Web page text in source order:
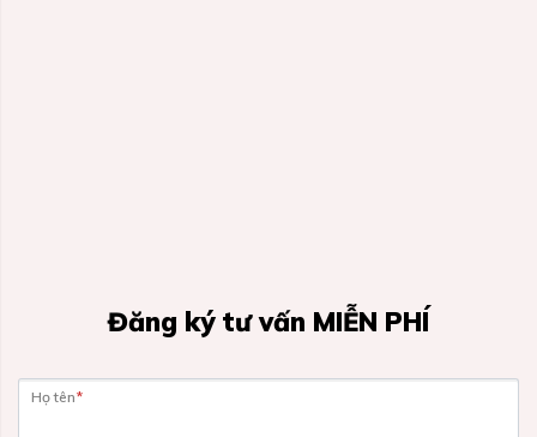
Đăng ký tư vấn MIỄN PHÍ
Họ tên*